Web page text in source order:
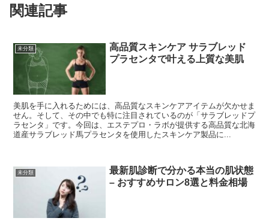
関連記事
未分類
高品質スキンケア サラブレッド
プラセンタで叶える上質な美肌
美肌を手に入れるためには、高品質なスキンケアアイテムが欠かせま
せん。そして、その中でも特に注目されているのが「サラブレッドプ
ラセンタ」です。今回は、エステプロ・ラボが提供する高品質な北海
道産サラブレッド馬プラセンタを使用したスキンケア製品に...
未分類
最新肌診断で分かる本当の肌状態
– おすすめサロン8選と料金相場